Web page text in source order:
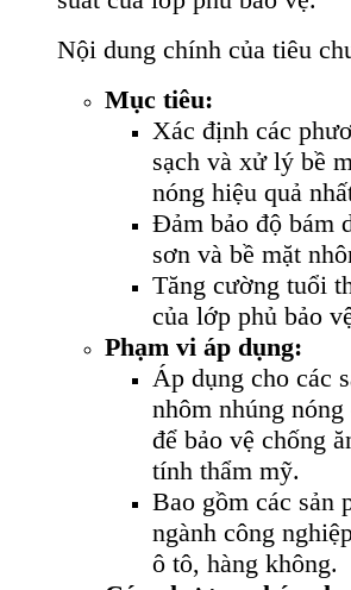
Nội dung chính của tiêu
Mục tiêu:
Xác định các
sạch và xử lý bề
nóng hiệu quả
Đảm bảo độ bám
sơn và bề mặt
Tăng cường tuổi
của lớp phủ bảo
Phạm vi áp dụng:
Áp dụng cho các
nhôm nhúng
để bảo vệ chống
tính thẩm mỹ.
Bao gồm các sản
ngành công
ô tô, hàng không.